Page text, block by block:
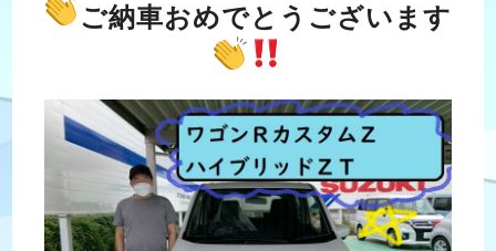
ご納車おめでとうございます